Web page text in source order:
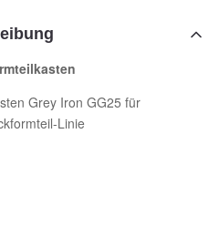
Grey Iron GG25 für
Linie